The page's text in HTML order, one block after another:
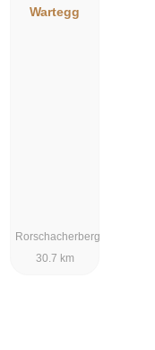
Wartegg
Rorschacherberg
30.7 km